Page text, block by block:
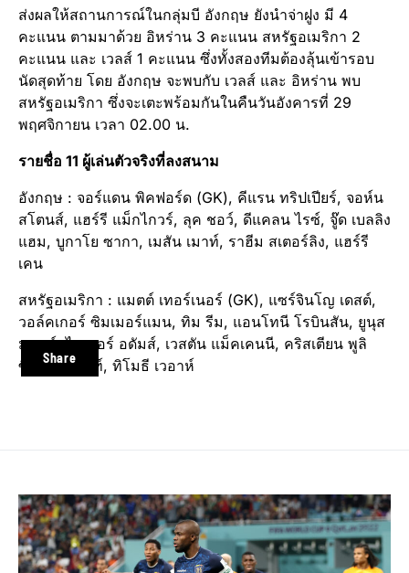
Share
ส่งผลให้สถานการณ์ในกลุ่มบี อังกฤษ ยังนำจ่าฝูง มี 4
คะแนน ตามมาด้วย อิหร่าน 3 คะแนน สหรัฐอเมริกา 2
คะแนน และ เวลส์ 1 คะแนน ซึ่งทั้งสองทีมต้องลุ้นเข้ารอบ
นัดสุดท้าย โดย อังกฤษ จะพบกับ เวลส์ และ อิหร่าน พบ
สหรัฐอเมริกา ซึ่งจะเตะพร้อมกันในคืนวันอังคารที่ 29
พฤศจิกายน เวลา 02.00 น.
รายชื่อ 11 ผู้เล่นตัวจริงที่ลงสนาม
อังกฤษ : จอร์แดน พิคฟอร์ด (GK), คีแรน ทริปเปียร์, จอห์น
สโตนส์, แฮร์รี แม็กไกวร์, ลุค ชอว์, ดีแคลน ไรซ์, จู๊ด เบลลิง
แฮม, บูกาโย ซากา, เมสัน เมาท์, ราฮีม สเตอร์ลิง, แฮร์รี
เคน
สหรัฐอเมริกา : แมตต์ เทอร์เนอร์ (GK), แซร์จินโญ เดสต์,
วอล์คเกอร์ ซิมเมอร์แมน, ทิม รีม, แอนโทนี โรบินสัน, ยูนุส
มูซาห์, ไทเลอร์ อดัมส์, เวสตัน แม็คเคนนี, คริสเตียน พูลิ
ซิช, ฮาจิ ไรท์, ทิโมธี เวอาห์